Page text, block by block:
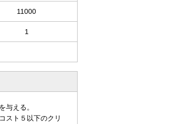
11000
1
与える。
スト５以下のクリ